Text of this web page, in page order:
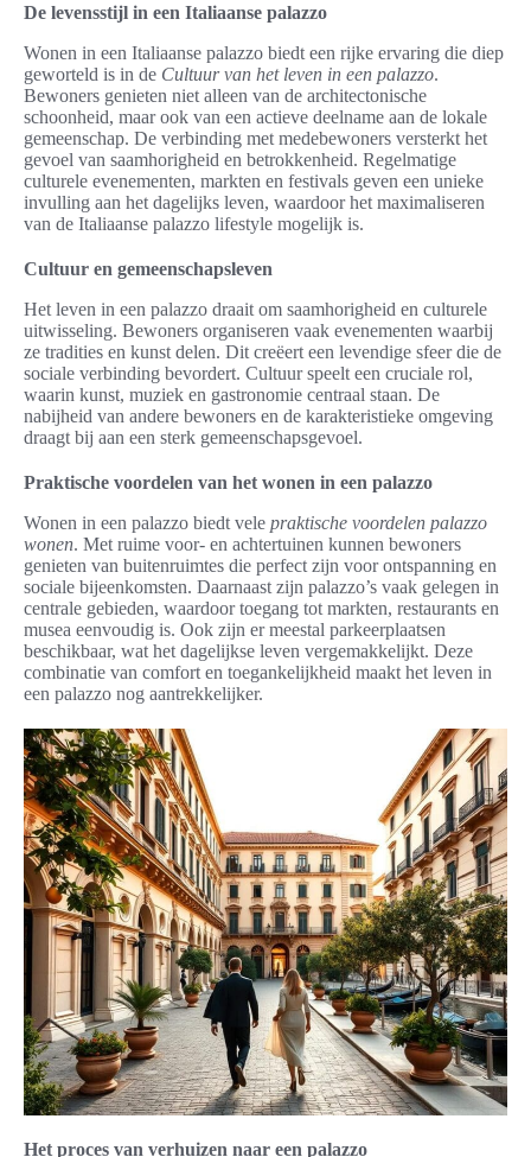
De levensstijl in een Italiaanse palazzo
Wonen in een Italiaanse palazzo biedt een rijke ervaring die diep
geworteld is in de Cultuur van het leven in een palazzo.
Bewoners genieten niet alleen van de architectonische
schoonheid, maar ook van een actieve deelname aan de lokale
gemeenschap. De verbinding met medebewoners versterkt het
gevoel van saamhorigheid en betrokkenheid. Regelmatige
culturele evenementen, markten en festivals geven een unieke
invulling aan het dagelijks leven, waardoor het maximaliseren
van de Italiaanse palazzo lifestyle mogelijk is.
Cultuur en gemeenschapsleven
Het leven in een palazzo draait om saamhorigheid en culturele
uitwisseling. Bewoners organiseren vaak evenementen waarbij
ze tradities en kunst delen. Dit creëert een levendige sfeer die de
sociale verbinding bevordert. Cultuur speelt een cruciale rol,
waarin kunst, muziek en gastronomie centraal staan. De
nabijheid van andere bewoners en de karakteristieke omgeving
draagt bij aan een sterk gemeenschapsgevoel.
Praktische voordelen van het wonen in een palazzo
Wonen in een palazzo biedt vele praktische voordelen palazzo
wonen. Met ruime voor- en achtertuinen kunnen bewoners
genieten van buitenruimtes die perfect zijn voor ontspanning en
sociale bijeenkomsten. Daarnaast zijn palazzo’s vaak gelegen in
centrale gebieden, waardoor toegang tot markten, restaurants en
musea eenvoudig is. Ook zijn er meestal parkeerplaatsen
beschikbaar, wat het dagelijkse leven vergemakkelijkt. Deze
combinatie van comfort en toegankelijkheid maakt het leven in
een palazzo nog aantrekkelijker.
Het proces van verhuizen naar een palazzo